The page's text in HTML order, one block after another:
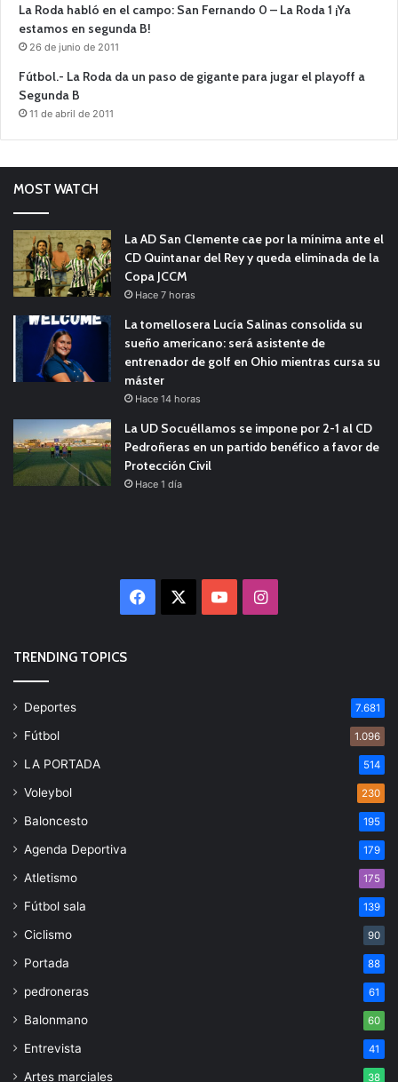
La Roda habló en el campo: San Fernando 0 – La Roda 1 ¡Ya
estamos en segunda B!
26 de junio de 2011
Fútbol.- La Roda da un paso de gigante para jugar el playoff a
Segunda B
11 de abril de 2011
MOST WATCH
La AD San Clemente cae por la mínima ante el
CD Quintanar del Rey y queda eliminada de la
Copa JCCM
Hace 7 horas
La tomellosera Lucía Salinas consolida su
sueño americano: será asistente de
entrenador de golf en Ohio mientras cursa su
máster
Hace 14 horas
La UD Socuéllamos se impone por 2-1 al CD
Pedroñeras en un partido benéfico a favor de
Protección Civil
Hace 1 día
Facebook YouTubeInstagram
TRENDING TOPICS
Deportes 7.681
Fútbol 1.096
LA PORTADA 514
Voleybol 230
Baloncesto 195
Agenda Deportiva 179
Atletismo 175
Fútbol sala 139
Ciclismo 90
Portada 88
pedroneras 61
Balonmano 60
Entrevista 41
Artes marciales 38